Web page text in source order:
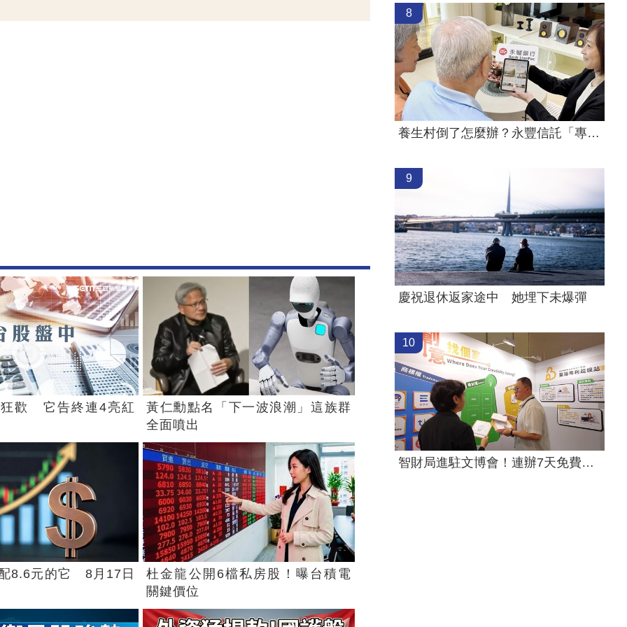
歡 它告終連4亮紅
黃仁勳點名「下一波浪潮」這族群
全面噴出
8.6元的它 8月17日
杜金龍公開6檔私房股！曝台積電
關鍵價位
8
養生村倒了怎麼辦？永豐信託「專款專用」
9
慶祝退休返家途中 她埋下未爆彈
10
智財局進駐文博會！連辦7天免費諮詢